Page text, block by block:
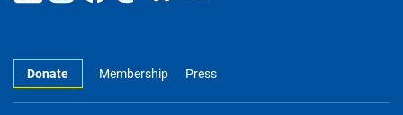
Donate Membership Press